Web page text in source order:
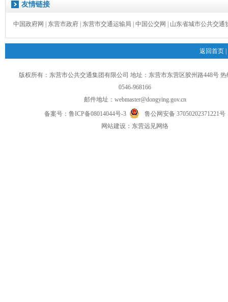
友情链接
中国政府网 东营市政府 东营市交通运输局 中国公交网 山东省城市公共交通
返回首页
版权所有：东营市公共交通集团有限公司 地址：东营市东营区胶州路448号
0546-968166
邮件地址： webmaster@dongying.gov.cn
备案号： 鲁ICP备08014044号-3
鲁公网安备 37050202371221号
网站建设： 东营远见网络